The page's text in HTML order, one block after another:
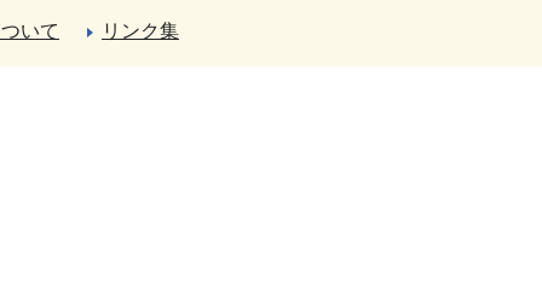
いて リンク集